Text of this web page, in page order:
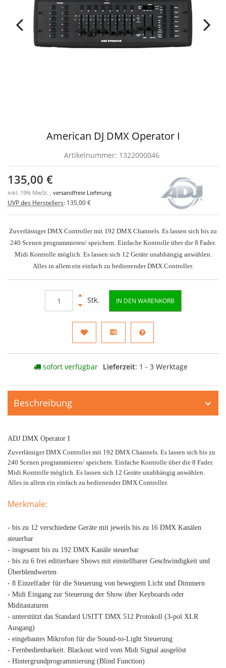
American DJ DMX Operator I
Artikelnummer: 1322000046
135,00 €
inkl. 19% MwSt. , versandfreie Lieferung
UVP des Herstellers: 135,00 €
Zuverlässiger DMX Controller mit 192 DMX Channels. Es lassen sich bis zu
240 Scenen programmieren/ speichern. Einfache Kontrolle über die 8 Fader.
Midi Kontrolle möglich. Es lassen sich 12 Geräte unabhängig anwählen.
Alles in allem ein einfach zu bedienender DMX Controller.
Stk. IN DEN WARENKORB
sofort verfügbar Lieferzeit: 1 - 3 Werktage
Beschreibung
ADJ DMX Operator I
Zuverlässiger DMX Controller mit 192 DMX Channels. Es lassen sich bis zu
240 Scenen programmieren/ speichern. Einfache Kontrolle über die 8 Fader.
Midi Kontrolle möglich. Es lassen sich 12 Geräte unabhängig anwählen.
Alles in allem ein einfach zu bedienender DMX Controller.
Merkmale:
- bis zu 12 verschiedene Geräte mit jeweils bis zu 16 DMX Kanälen
steuerbar
- insgesamt bis zu 192 DMX Kanäle steuerbar
- bis zu 6 frei editierbare Shows mit einstellbarer Geschwindigkeit und
Überblendwerten
- 8 Einzelfader für die Steuerung von bewegtem Licht und Dimmern
- Midi Eingang zur Steuerung der Show über Keyboards oder
Miditastaturen
- unterstützt das Standard USITT DMX 512 Protokoll (3-pol XLR
Ausgang)
- eingebautes Mikrofon für die Sound-to-Light Steuerung
- Fernbedienbarkeit. Blackout wird vom Midi Signal ausgelöst
- Hintergrundprogrammierung (Blind Function)